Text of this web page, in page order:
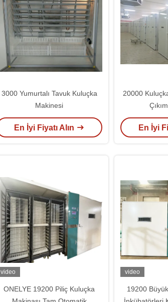
3000 Yumurtalı Tavuk Kuluçka
Makinesi
En İyi Fiyatı Alın
20000
En İyi
video
ONELYE 19200 Piliç Kuluçka
video
19200